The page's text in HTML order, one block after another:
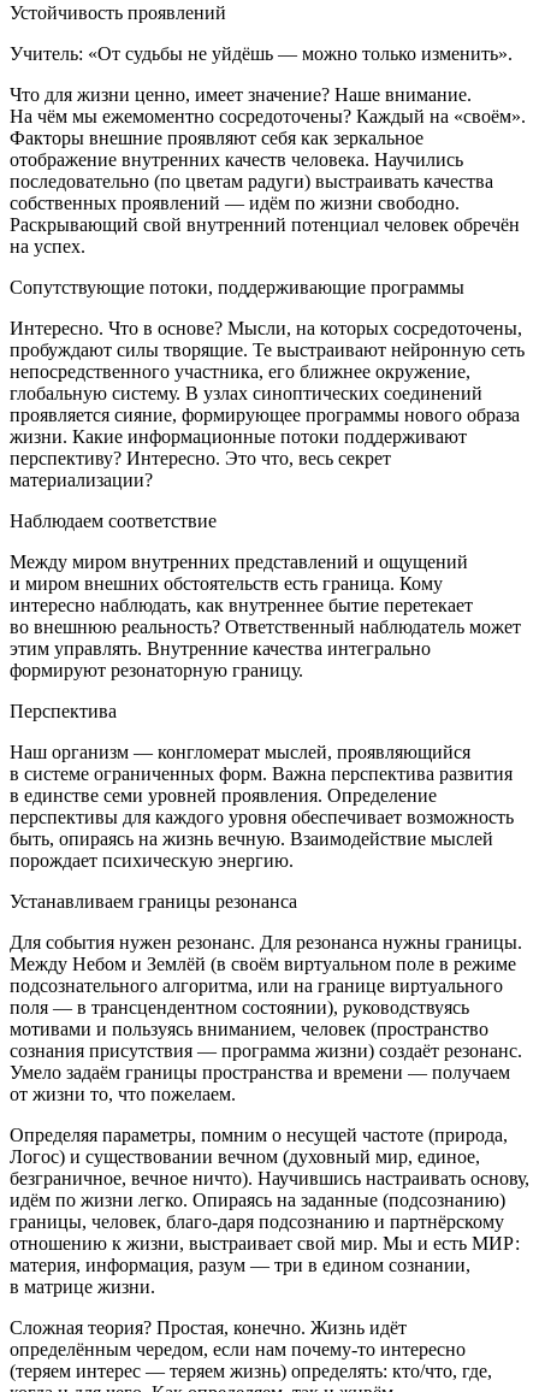
Устойчивость проявлений
Учитель: «От судьбы не уйдёшь — можно только изменить».
Что для жизни ценно, имеет значение? Наше внимание.
На чём мы ежемоментно сосредоточены? Каждый на «своём».
Факторы внешние проявляют себя как зеркальное
отображение внутренних качеств человека. Научились
последовательно (по цветам радуги) выстраивать качества
собственных проявлений — идём по жизни свободно.
Раскрывающий свой внутренний потенциал человек обречён
на успех.
Сопутствующие потоки, поддерживающие программы
Интересно. Что в основе? Мысли, на которых сосредоточены,
пробуждают силы творящие. Те выстраивают нейронную сеть
непосредственного участника, его ближнее окружение,
глобальную систему. В узлах синоптических соединений
проявляется сияние, формирующее программы нового образа
жизни. Какие информационные потоки поддерживают
перспективу? Интересно. Это что, весь секрет
материализации?
Наблюдаем соответствие
Между миром внутренних представлений и ощущений
и миром внешних обстоятельств есть граница. Кому
интересно наблюдать, как внутреннее бытие перетекает
во внешнюю реальность? Ответственный наблюдатель может
этим управлять. Внутренние качества интегрально
формируют резонаторную границу.
Перспектива
Наш организм — конгломерат мыслей, проявляющийся
в системе ограниченных форм. Важна перспектива развития
в единстве семи уровней проявления. Определение
перспективы для каждого уровня обеспечивает возможность
быть, опираясь на жизнь вечную. Взаимодействие мыслей
порождает психическую энергию.
Устанавливаем границы резонанса
Для события нужен резонанс. Для резонанса нужны границы.
Между Небом и Землёй (в своём виртуальном поле в режиме
подсознательного алгоритма, или на границе виртуального
поля — в трансцендентном состоянии), руководствуясь
мотивами и пользуясь вниманием, человек (пространство
сознания присутствия — программа жизни) создаёт резонанс.
Умело задаём границы пространства и времени — получаем
от жизни то, что пожелаем.
Определяя параметры, помним о несущей частоте (природа,
Логос) и существовании вечном (духовный мир, единое,
безграничное, вечное ничто). Научившись настраивать основу,
идём по жизни легко. Опираясь на заданные (подсознанию)
границы, человек, благо-даря подсознанию и партнёрскому
отношению к жизни, выстраивает свой мир. Мы и есть МИР:
материя, информация, разум — три в едином сознании,
в матрице жизни.
Сложная теория? Простая, конечно. Жизнь идёт
определённым чередом, если нам почему-то интересно
(теряем интерес — теряем жизнь) определять: кто/что, где,